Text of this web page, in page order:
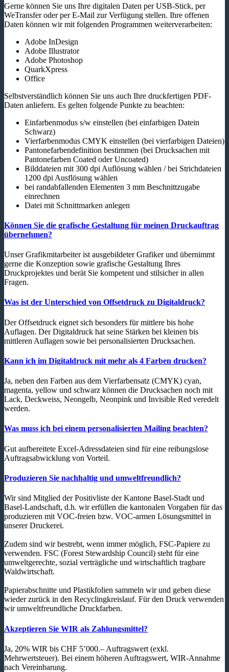
Gerne können Sie uns Ihre digitalen Daten per USB-Stick, per
WeTransfer oder per E-Mail zur Verfügung stellen. Ihre offenen
Daten können wir mit folgenden Programmen weiterverarbeiten:
Adobe InDesign
Adobe Illustrator
Adobe Photoshop
QuarkXpress
Office
Selbstverständlich können Sie uns auch Ihre druckfertigen PDF-
Daten anliefern. Es gelten folgende Punkte zu beachten:
Einfarbenmodus s/w einstellen (bei einfarbigen Datein
Schwarz)
Vierfarbenmodus CMYK einstellen (bei vierfarbigen Dateien)
Pantonefarbendefinition bestimmen (bei Drucksachen mit
Pantonefarben Coated oder Uncoated)
Bilddateien mit 300 dpi Auflösung wählen / bei Strichdateien
1200 dpi Ausflösung wählen
bei randabfallenden Elementen 3 mm Beschnittzugabe
einrechnen
Datei mit Schnittmarken anlegen
Können Sie die grafische Gestaltung für meinen Druckauftrag
übernehmen?
Unser Grafikmitarbeiter ist ausgebildeter Grafiker und übernimmt
gerne die Konzeption sowie grafische Gestaltung Ihres
Druckprojektes und berät Sie kompetent und stilsicher in allen
Fragen.
Was ist der Unterschied von Offsetdruck zu Digitaldruck?
Der Offsetdruck eignet sich besonders für mittlere bis hohe
Auflagen. Der Digitaldruck hat seine Stärken bei kleinen bis
mittleren Auflagen sowie bei personalisierten Drucksachen.
Kann ich im Digitaldruck mit mehr als 4 Farben drucken?
Ja, neben den Farben aus dem Vierfarbensatz (CMYK) cyan,
magenta, yellow und schwarz können die Drucksachen noch mit
Lack, Deckweiss, Neongelb, Neonpink und Invisible Red veredelt
werden.
Was muss ich bei einem personalisierten Mailing beachten?
Gut aufbereitete Excel-Adressdateien sind für eine reibungslose
Auftragsabwicklung von Vorteil.
Produzieren Sie nachhaltig und umweltfreundlich?
Wir sind Mitglied der Positivliste der Kantone Basel-Stadt und
Basel-Landschaft, d.h. wir erfüllen die kantonalen Vorgaben für das
produzieren mit VOC-freien bzw. VOC-armen Lösungsmittel in
unserer Druckerei.
Zudem sind wir bestrebt, wenn immer möglich, FSC-Papiere zu
verwenden. FSC (Forest Stewardship Council) steht für eine
umweltgerechte, sozial verträgliche und wirtschaftlich tragbare
Waldwirtschaft.
Papierabschnitte und Plastikfolien sammeln wir und geben diese
wieder zurück in den Recyclingkreislauf. Für den Druck verwenden
wir umweltfreundliche Druckfarben.
Akzeptieren Sie WIR als Zahlungsmittel?
Ja, 20% WIR bis CHF 5’000.– Auftragswert (exkl.
Mehrwertsteuer). Bei einem höheren Auftragswert, WIR-Annahme
nach Vereinbarung.